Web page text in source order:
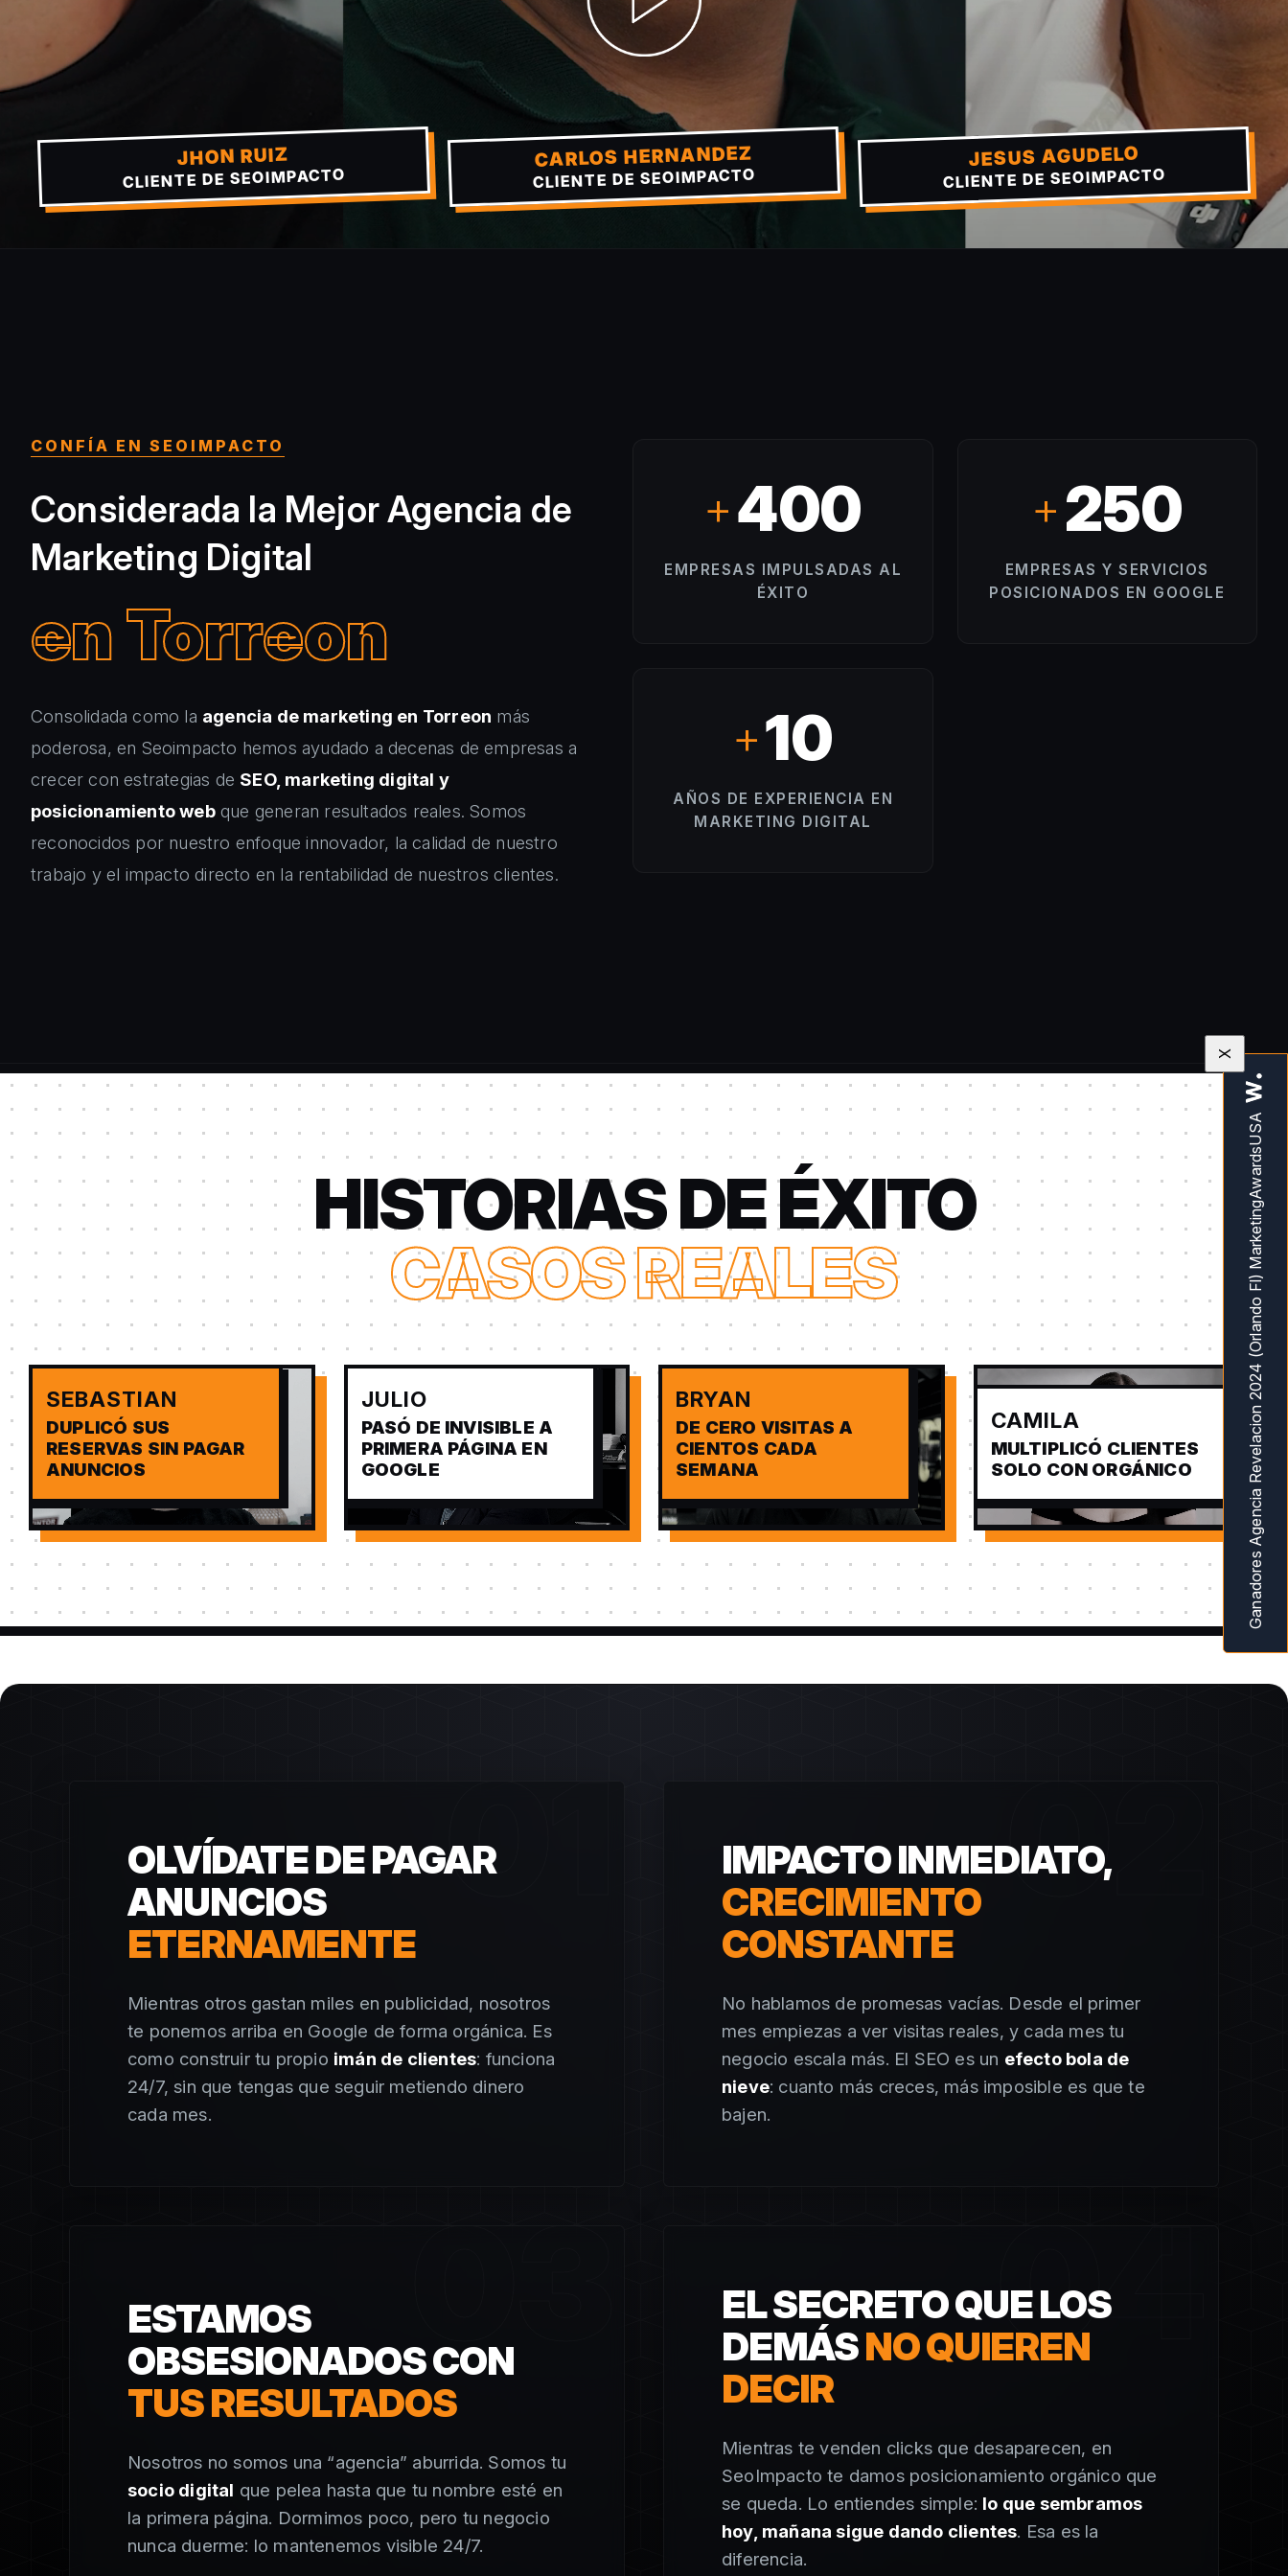
JHON RUIZ
CLIENTE DE SEOIMPACTO
CARLOS HERNANDEZ
CLIENTE DE SEOIMPACTO
JESUS AGUDELO
CLIENTE DE SEOIMPACTO
CONFÍA EN SEOIMPACTO
Considerada la Mejor Agencia de
Marketing Digital
en Torreon
Consolidada como la agencia de marketing en Torreon más
poderosa, en Seoimpacto hemos ayudado a decenas de empresas a
crecer con estrategias de SEO, marketing digital y
posicionamiento webque generan resultados reales. Somos
reconocidos por nuestro enfoque innovador, la calidad de nuestro
trabajo y el impacto directo en la rentabilidad de nuestros clientes.
+400
EMPRESAS IMPULSADAS AL
ÉXITO
+250
EMPRESAS Y SERVICIOS
POSICIONADOS EN GOOGLE
+10
AÑOS DE EXPERIENCIA EN
MARKETING DIGITAL
HISTORIAS DE ÉXITO
CASOS REALES
SEBASTIAN
DUPLICÓ SUS
RESERVAS SIN PAGAR
ANUNCIOS
JULIO
PASÓ DE INVISIBLE A
PRIMERA PÁGINA EN
GOOGLE
BRYAN
DE CERO VISITAS A
CIENTOS CADA
SEMANA
CAMILA
MULTIPLICÓ CLIENTES
SOLO CON ORGÁNICO
01
OLVÍDATE DE PAGAR
ANUNCIOS
ETERNAMENTE
Mientras otros gastan miles en publicidad, nosotros
te ponemos arriba en Google de forma orgánica. Es
como construir tu propio imán de clientes: funciona
24/7, sin que tengas que seguir metiendo dinero
cada mes.
02
IMPACTO INMEDIATO,
CRECIMIENTO
CONSTANTE
No hablamos de promesas vacías. Desde el primer
mes empiezas a ver visitas reales, y cada mes tu
negocio escala más. El SEO es un efecto bola de
nieve: cuanto más creces, más imposible es que te
bajen.
ESTAMOS
OBSESIONADOS CON
TUS RESULTADOS
Nosotros no somos una “agencia” aburrida. Somos tu
socio digital que pelea hasta que tu nombre esté en
la primera página. Dormimos poco, pero tu negocio
nunca duerme: lo mantenemos visible 24/7.
04
EL SECRETO QUE LOS
DEMÁSNO QUIEREN
DECIR
Mientras te venden clicks que desaparecen, en
SeoImpacto te damos posicionamiento orgánico que
se queda. Lo entiendes simple: lo que sembramos
hoy, mañana sigue dando clientes. Esa es la
diferencia.
X
Ganadores Agencia Revelacion 2024 (Orlando Fl) MarketingAwardsUSA